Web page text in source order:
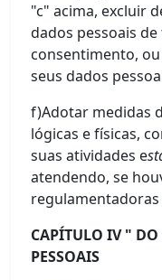
"c" acima, excluir
dados pessoais
consentimento,
seus dados
f)Adotar medidas
lógicas e físicas,
suas atividades e
atendendo, se
regulamentadoras
CAPÍTULO IV " DO
PESSOAIS